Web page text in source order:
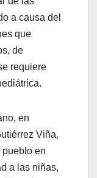
a causa del
que
de
requiere
en
Viña,
pueblo en
a las niñas,